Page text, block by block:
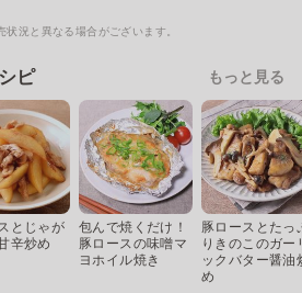
況と異なる場合がございます。
ピ もっと見る
とじゃが
辛炒め
包んで焼くだけ！
豚ロースの味噌マ
ヨホイル焼き
豚ロースとたっ
りきのこのガー
ックバター醤油
め